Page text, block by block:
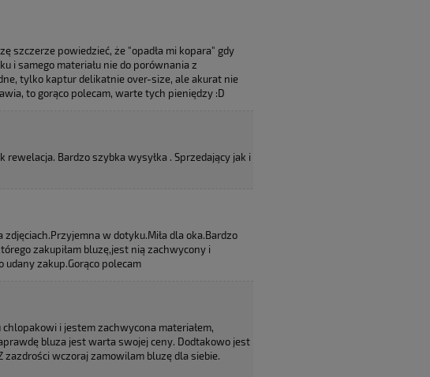
szczerze powiedzieć, że "opadła mi kopara" gdy
i samego materiału nie do porównania z
tylko kaptur delikatnie over-size, ale akurat nie
to gorąco polecam, warte tych pieniędzy :D
rewelacja. Bardzo szybka wysyłka . Sprzedający jak i
w dotyku.Miła dla oka.Bardzo
zakupiłam bluzę,jest nią zachwycony i
zakup.Gorąco polecam
i jestem zachwycona materiałem,
bluza jest warta swojej ceny. Dodtakowo jest
zazdrości wczoraj zamowilam bluzę dla siebie.